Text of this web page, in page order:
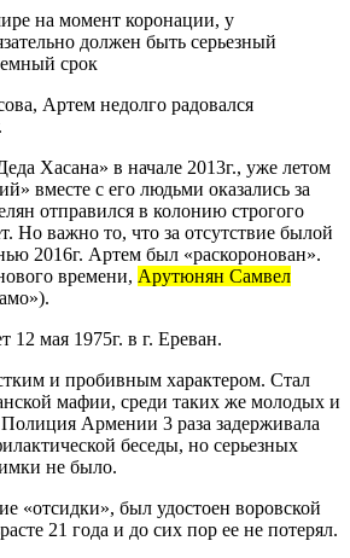
на момент коронации, у
должен быть серьезный
срок
Артем недолго радовался
Хасана» в начале 2013г., уже летом
вместе с его людьми оказались за
отправился в колонию строгого
Но важно то, что за отсутствие былой
2016г. Артем был «раскоронован».
времени, Арутюнян Самвел
12 мая 1975г. в г. Ереван.
и пробивным характером. Стал
мафии, среди таких же молодых и
Армении 3 раза задерживала
беседы, но серьезных
не было.
«отсидки», был удостоен воровской
21 года и до сих пор ее не потерял.